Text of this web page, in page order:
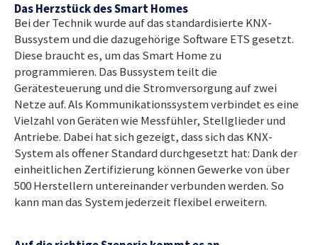
Das Herzstück des Smart Homes
Bei der Technik wurde auf das standardisierte KNX-
Bussystem und die dazugehörige Software ETS gesetzt.
Diese braucht es, um das Smart Home zu
programmieren. Das Bussystem teilt die
Gerätesteuerung und die Stromversorgung auf zwei
Netze auf. Als Kommunikationssystem verbindet es eine
Vielzahl von Geräten wie Messfühler, Stellglieder und
Antriebe. Dabei hat sich gezeigt, dass sich das KNX-
System als offener Standard durchgesetzt hat: Dank der
einheitlichen Zertifizierung können Gewerke von über
500 Herstellern untereinander verbunden werden. So
kann man das System jederzeit flexibel erweitern.